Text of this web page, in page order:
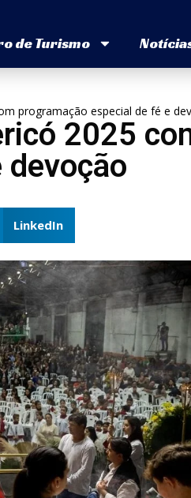
de Turismo
programação especial de fé e
2025
devoção
LinkedIn